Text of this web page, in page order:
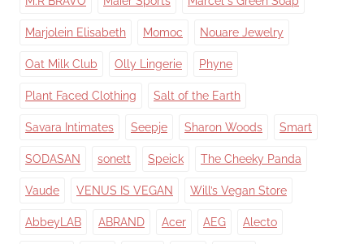
Marjolein Elisabeth Momoc Nouare Jewelry
Oat Milk Club Olly Lingerie Phyne
Plant Faced Clothing Salt of the Earth
Savara Intimates Seepje Sharon Woods Smart
SODASAN sonett Speick The Cheeky Panda
Vaude VENUS IS VEGAN Will’s Vegan Store
AbbeyLAB ABRAND Acer AEG Alecto